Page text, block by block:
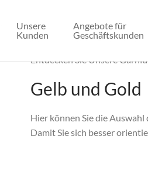
Unsere
Kunden
Angebote für
Geschäftskunden
Entdecken Sie Unsere
Gelb und Gold
Hier können Sie die
Damit Sie sich besser